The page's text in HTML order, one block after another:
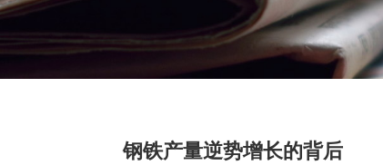
钢铁产量逆势增长的背后